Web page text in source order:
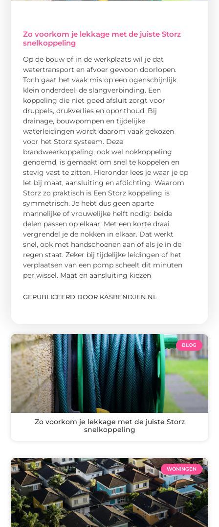
Zo voorkom je lekkage met de juiste Storz
snelkoppeling
Op de bouw of in de werkplaats wil je dat
watertransport en afvoer gewoon doorlopen.
Toch gaat het vaak mis op een ogenschijnlijk
klein onderdeel: de slangverbinding. Een
koppeling die niet goed afsluit zorgt voor
druppels, drukverlies en oponthoud. Bij
drainage, bouwpompen en tijdelijke
waterleidingen wordt daarom vaak gekozen
voor het Storz systeem. Deze
brandweerkoppeling, ook wel nokkoppeling
genoemd, is gemaakt om snel te koppelen en
stevig vast te zitten. Hieronder lees je waar je op
let bij maat, aansluiting en afdichting. Waarom
Storz zo praktisch is Een Storz koppeling is
symmetrisch. Je hebt dus geen aparte
mannelijke of vrouwelijke helft nodig: beide
delen passen op elkaar. Met een korte draai
vergrendel je de nokken in elkaar. Dat werkt
snel, ook met handschoenen aan of als je in de
regen staat. Zeker bij tijdelijke leidingen of het
verplaatsen van een pomp scheelt dit minuten
per wissel. Maat en aansluiting kiezen
GEPUBLICEERD DOOR KASBENDJEN.NL
BLOG
Zo voorkom je lekkage met de juiste Storz
snelkoppeling
WONINGEN